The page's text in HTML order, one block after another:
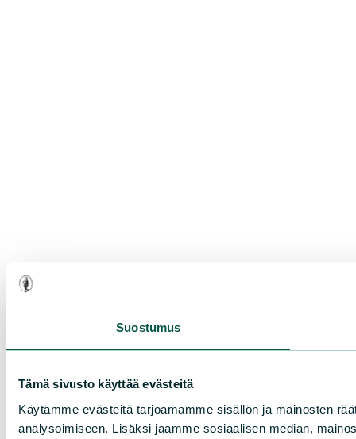
Suostumus
Tämä sivusto käyttää evästeitä
Käytämme evästeitä tarjoamamme sisällön ja mainosten
analysoimiseen. Lisäksi jaamme sosiaalisen median,